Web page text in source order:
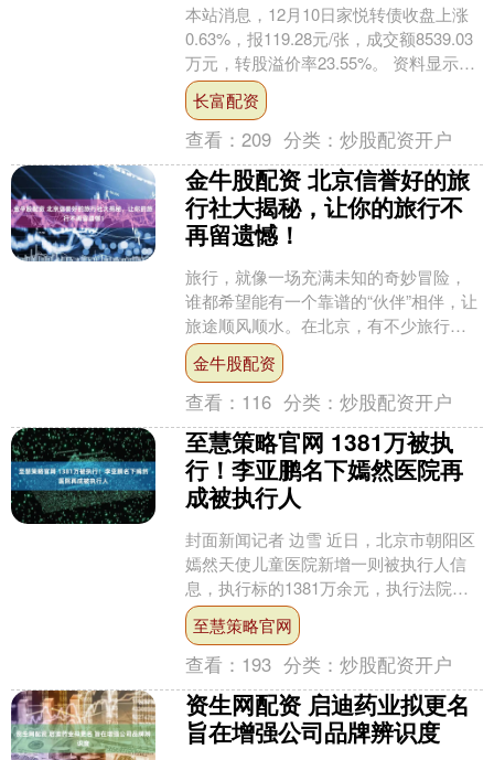
本站消息，12月10日家悦转债收盘上涨
0.63%，报119.28元/张，成交额8539.03
万元，转股溢价率23.55%。 资料显示，
家悦转债信用级别为“AA”....
长富配资
查看：209 分类：炒股配资开户
金牛股配资 北京信誉好的旅
行社大揭秘，让你的旅行不
再留遗憾！
旅行，就像一场充满未知的奇妙冒险，
谁都希望能有一个靠谱的“伙伴”相伴，让
旅途顺风顺水。在北京，有不少旅行社
各有千秋，今天就来给大家揭秘几家信
誉良好的旅行社，看看....
金牛股配资
查看： 116 分类：炒股配资开户
至慧策略官网 1381万被执
行！李亚鹏名下嫣然医院再
成被执行人
封面新闻记者 边雪 近日，北京市朝阳区
嫣然天使儿童医院新增一则被执行人信
息，执行标的1381万余元，执行法院为
北京市朝阳区人民法院。 北京市朝阳区
嫣然天使儿童医....
至慧策略官网
查看： 193 分类：炒股配资开户
资生网配资 启迪药业拟更名
旨在增强公司品牌辨识度